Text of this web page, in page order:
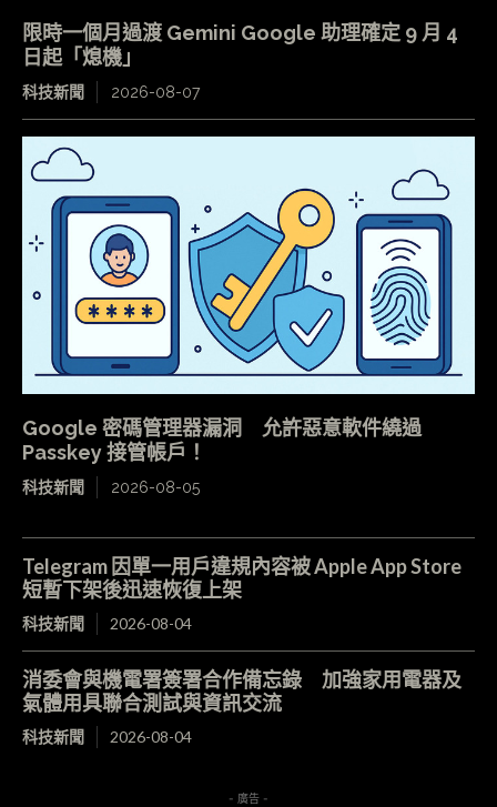
限時一個月過渡 Gemini Google 助理確定 9 月 4
日起「熄機」
科技新聞 2026-08-07
Google 密碼管理器漏洞 允許惡意軟件繞過
Passkey 接管帳戶！
科技新聞 2026-08-05
Telegram 因單一用戶違規內容被 Apple App Store
短暫下架後迅速恢復上架
科技新聞 2026-08-04
消委會與機電署簽署合作備忘錄 加強家用電器及
氣體用具聯合測試與資訊交流
科技新聞 2026-08-04
- 廣告 -